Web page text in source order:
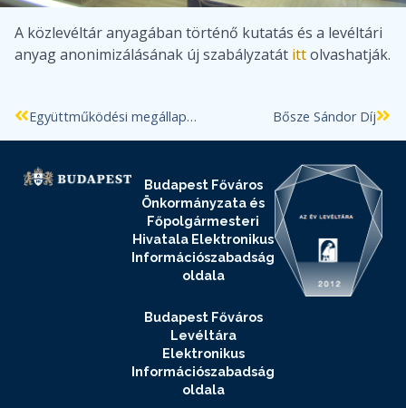
A közlevéltár anyagában történő kutatás és a levéltári
anyag anonimizálásának új szabályzatát ittolvashatják.
Együttműködési megállapodás az MTA Bölcsészettudományi Kutatóközpontja és Budapest Főváros Levéltára között Bősze Sándor Díj
Budapest Főváros
Önkormányzata és
Főpolgármesteri
Hivatala Elektronikus
Információszabadság
oldala
Budapest Főváros
Levéltára
Elektronikus
Információszabadság
oldala